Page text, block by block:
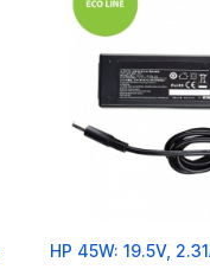
HP 45W: 19.5V,